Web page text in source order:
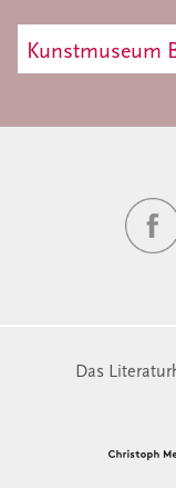
Kunstmuseum
Das